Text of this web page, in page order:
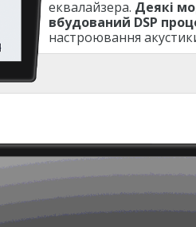
еквалайзера. Деякі
вбудований DSP
настроювання